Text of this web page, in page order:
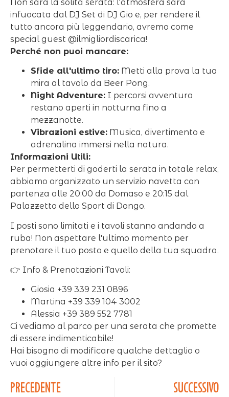
Non sarà la solita serata: l'atmosfera sarà
infuocata dal DJ Set di DJ Gio e, per rendere il
tutto ancora più leggendario, avremo come
special guest @ilmigliordiscarica!
Perché non puoi mancare:
Sfide all'ultimo tiro: Metti alla prova la tua
mira al tavolo da Beer Pong.
Night Adventure: I percorsi avventura
restano aperti in notturna fino a
mezzanotte.
Vibrazioni estive: Musica, divertimento e
adrenalina immersi nella natura.
Informazioni Utili:
Per permetterti di goderti la serata in totale relax,
abbiamo organizzato un servizio navetta con
partenza alle 20:00 da Domaso e 20:15 dal
Palazzetto dello Sport di Dongo.
I posti sono limitati e i tavoli stanno andando a
ruba! Non aspettare l'ultimo momento per
prenotare il tuo posto e quello della tua squadra.
👉 Info & Prenotazioni Tavoli:
Giosia +39 339 231 0896
Martina +39 339 104 3002
Alessia +39 389 552 7781
Ci vediamo al parco per una serata che promette
di essere indimenticabile!
Hai bisogno di modificare qualche dettaglio o
vuoi aggiungere altre info per il sito?
PRECEDENTE SUCCESSIVO